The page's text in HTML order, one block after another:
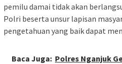
pemilu damai tidak akan
Polri beserta unsur lapisan
pengetahuan yang baik dapat
Baca Juga: Polres Nganjuk